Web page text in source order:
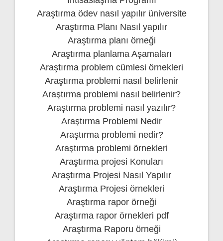
Araştırma ödev nasıl yapılır üniversite
Araştırma Planı Nasıl yapılır
Araştırma planı örneği
Araştırma planlama Aşamaları
Araştırma problem cümlesi örnekleri
Araştırma problemi nasıl belirlenir
Araştırma problemi nasıl belirlenir?
Araştırma problemi nasıl yazılır?
Araştırma Problemi Nedir
Araştırma problemi nedir?
Araştırma problemi örnekleri
Araştırma projesi Konuları
Araştırma Projesi Nasıl Yapılır
Araştırma Projesi örnekleri
Araştırma rapor örneği
Araştırma rapor örnekleri pdf
Araştırma Raporu örneği